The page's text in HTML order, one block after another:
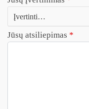
Jūsų atsiliepimas *